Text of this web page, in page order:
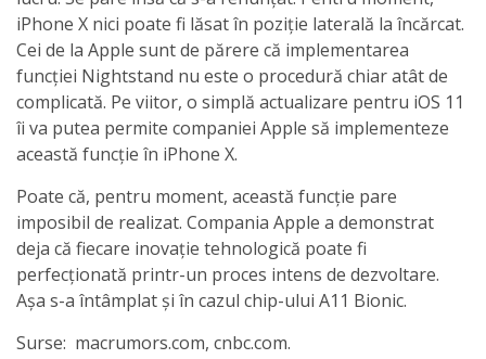
iPhone X nici poate fi lăsat în poziție laterală la încărcat.
Cei de la Apple sunt de părere că implementarea
funcției Nightstand nu este o procedură chiar atât de
complicată. Pe viitor, o simplă actualizare pentru iOS 11
îi va putea permite companiei Apple să implementeze
această funcție în iPhone X.
Poate că, pentru moment, această funcție pare
imposibil de realizat. Compania Apple a demonstrat
deja că fiecare inovație tehnologică poate fi
perfecționată printr-un proces intens de dezvoltare.
Așa s-a întâmplat și în cazul chip-ului A11 Bionic.
Surse: macrumors.com, cnbc.com.